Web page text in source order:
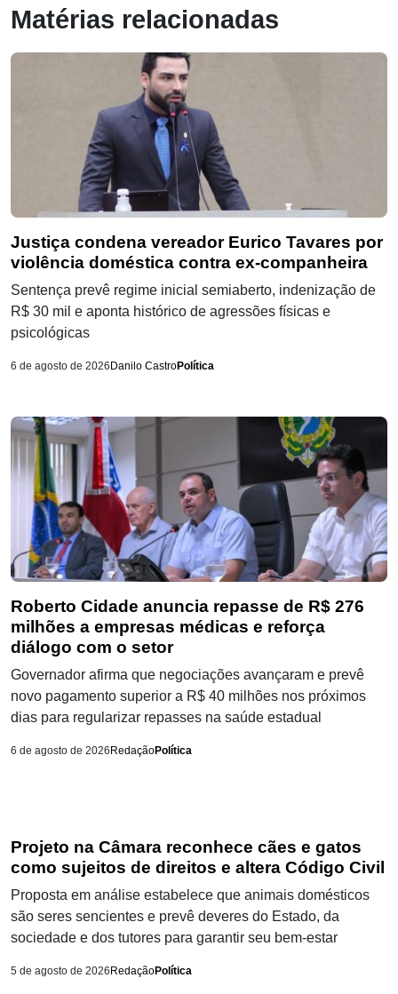
Matérias relacionadas
Justiça condena vereador Eurico Tavares por
violência doméstica contra ex-companheira
Sentença prevê regime inicial semiaberto, indenização de
R$ 30 mil e aponta histórico de agressões físicas e
psicológicas
6 de agosto de 2026 Danilo CastroPolítica
Roberto Cidade anuncia repasse de R$ 276
milhões a empresas médicas e reforça
diálogo com o setor
Governador afirma que negociações avançaram e prevê
novo pagamento superior a R$ 40 milhões nos próximos
dias para regularizar repasses na saúde estadual
6 de agosto de 2026 RedaçãoPolítica
Projeto na Câmara reconhece cães e gatos
como sujeitos de direitos e altera Código Civil
Proposta em análise estabelece que animais domésticos
são seres sencientes e prevê deveres do Estado, da
sociedade e dos tutores para garantir seu bem-estar
5 de agosto de 2026 RedaçãoPolítica